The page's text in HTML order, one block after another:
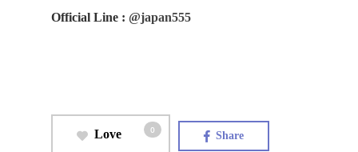
Official Line : @japan555
Love 0 Share